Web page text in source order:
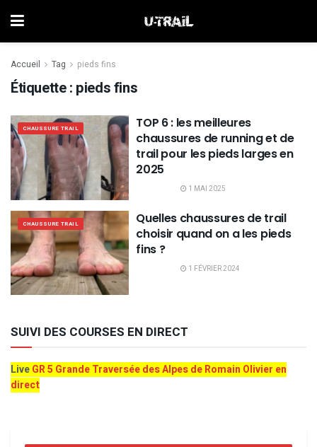
Accueil Tag pieds fins
Étiquette : pieds fins
CHAUSSURE TRAIL
TOP 6 : les meilleures
chaussures de running et de
trail pour les pieds larges en
2025
1 MAI 2025
CHAUSSURE TRAIL
Quelles chaussures de trail
choisir quand on a les pieds
fins ?
1 FÉVRIER 2024
SUIVI DES COURSES EN DIRECT
LiveGR 5 Grande Traversée des Alpes de Romain Olivier en
direct